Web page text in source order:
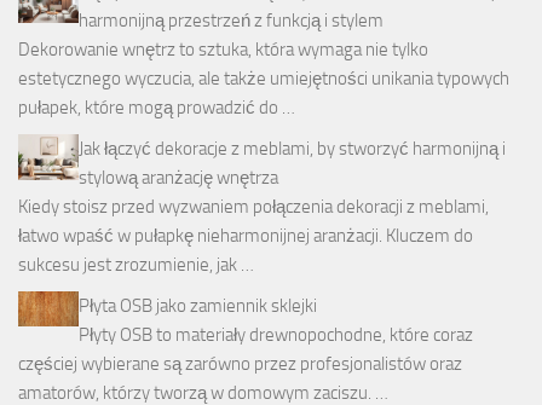
harmonijną przestrzeń z funkcją i stylem
Dekorowanie wnętrz to sztuka, która wymaga nie tylko
estetycznego wyczucia, ale także umiejętności unikania typowych
pułapek, które mogą prowadzić do …
Jak łączyć dekoracje z meblami, by stworzyć harmonijną i
stylową aranżację wnętrza
Kiedy stoisz przed wyzwaniem połączenia dekoracji z meblami,
łatwo wpaść w pułapkę nieharmonijnej aranżacji. Kluczem do
sukcesu jest zrozumienie, jak …
Płyta OSB jako zamiennik sklejki
Płyty OSB to materiały drewnopochodne, które coraz
częściej wybierane są zarówno przez profesjonalistów oraz
amatorów, którzy tworzą w domowym zaciszu. …